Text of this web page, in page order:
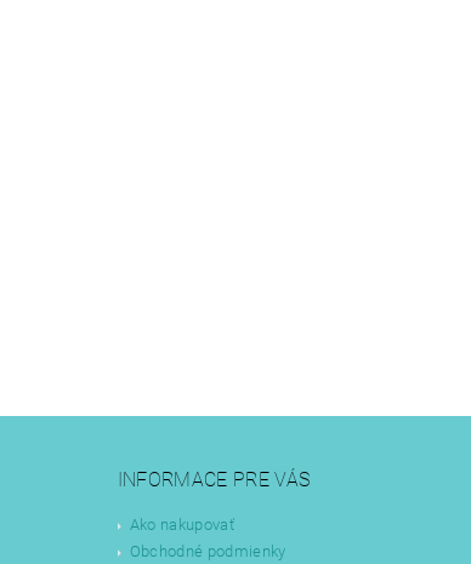
INFORMACE PRE VÁS
Ako nakupovať
Obchodné podmienky